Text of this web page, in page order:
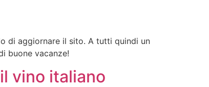
di aggiornare il sito. A tutti quindi un
buone vacanze!
vino italiano